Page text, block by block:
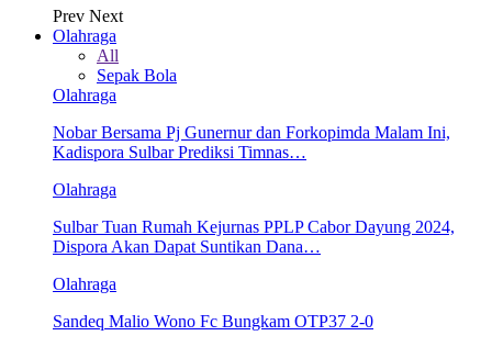
Prev Next
Olahraga
All
Sepak Bola
Olahraga
Nobar Bersama Pj Gunernur dan Forkopimda Malam Ini,
Kadispora Sulbar Prediksi Timnas…
Olahraga
Sulbar Tuan Rumah Kejurnas PPLP Cabor Dayung 2024,
Dispora Akan Dapat Suntikan Dana…
Olahraga
Sandeq Malio Wono Fc Bungkam OTP37 2-0